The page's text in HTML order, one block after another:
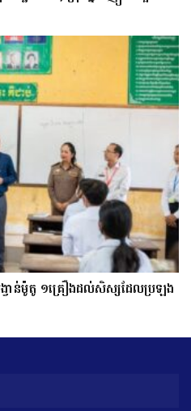
ង្វាន់ម៉ូតូ ១គ្រឿងដល់សិស្សដែលប្រឡង